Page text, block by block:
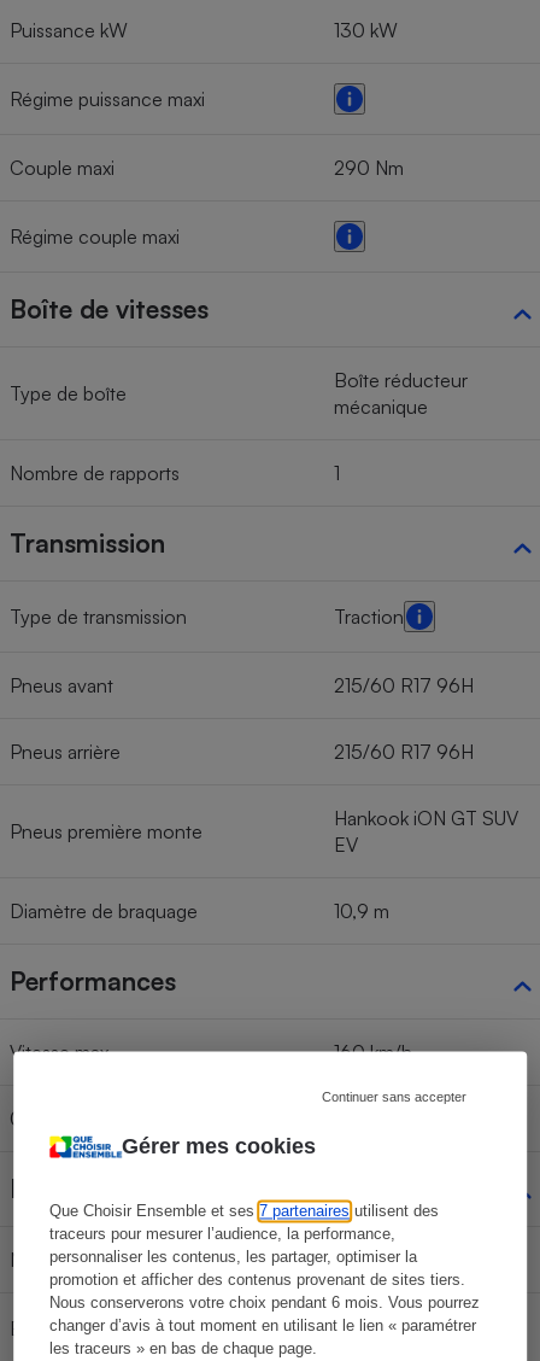
Gérer mes cookies
Que Choisir Ensemble et ses7 partenaires utilisent des
traceurs pour mesurer l’audience, la performance,
personnaliser les contenus, les partager, optimiser la
promotion et afficher des contenus provenant de sites tiers.
Nous conserverons votre choix pendant 6 mois. Vous pourrez
changer d’avis à tout moment en utilisant le lien « paramétrer
les traceurs » en bas de chaque page.
Continuer sans accepter
Puissance kW 130 kW
Régime puissance maxi
Couple maxi 290 Nm
Régime couple maxi
Boîte de vitesses
Type de boîte
Boîte réducteur
mécanique
Nombre de rapports 1
Transmission
Type de transmission Traction
Pneus avant 215/60 R17 96H
Pneus arrière 215/60 R17 96H
Pneus première monte
Hankook iON GT SUV
EV
Diamètre de braquage 10,9 m
Performances
Vitesse max 160 km/h
0 à 100 km/h
Environnement
Norme dépollution Véhicule électrique
Émission CO₂ NEDC annoncée